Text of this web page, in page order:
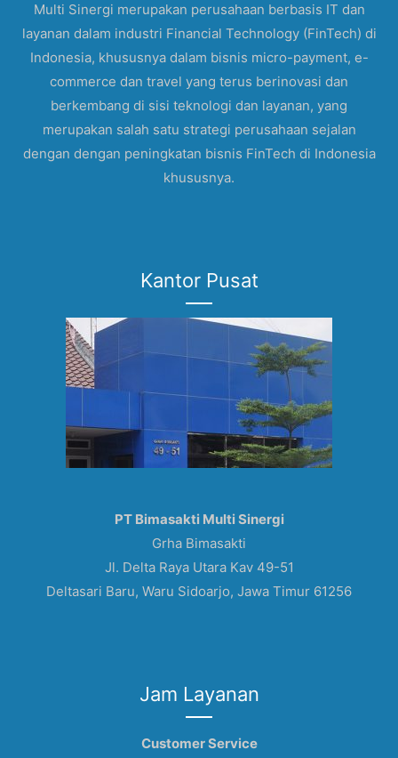
Multi Sinergi merupakan perusahaan berbasis IT dan
layanan dalam industri Financial Technology (FinTech) di
Indonesia, khususnya dalam bisnis micro-payment, e-
commerce dan travel yang terus berinovasi dan
berkembang di sisi teknologi dan layanan, yang
merupakan salah satu strategi perusahaan sejalan
dengan dengan peningkatan bisnis FinTech di Indonesia
khususnya.
Kantor Pusat
PT Bimasakti Multi Sinergi
Grha Bimasakti
Jl. Delta Raya Utara Kav 49-51
Deltasari Baru, Waru Sidoarjo, Jawa Timur 61256
Jam Layanan
Customer Service